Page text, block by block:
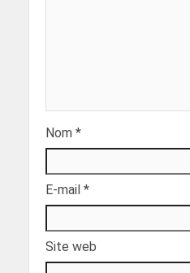
Nom *
E-mail *
Site web